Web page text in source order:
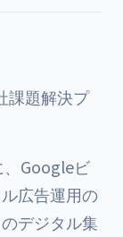
課題解決プ
、Googleビ
広告運用の
デジタル集